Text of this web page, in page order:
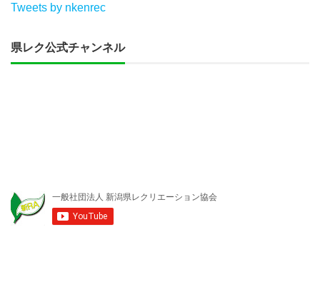
Tweets by nkenrec
県レク公式チャンネル